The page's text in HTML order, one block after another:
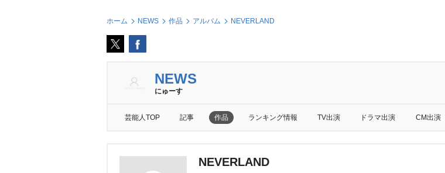
ホーム NEWS 作品 アルバム NEVERLAND
NEWS
にゅーす
芸能人TOP 記事 作品 ランキング情報 TV出演 ドラマ出演 CM出演
NEVERLAND